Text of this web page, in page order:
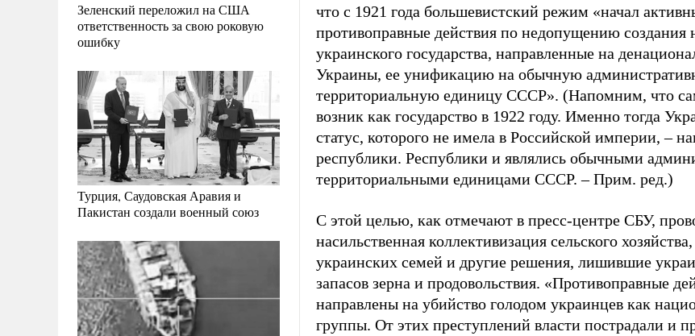
Зеленский переложил на США
ответственность за свою роковую
ошибку
Турция, Саудовская Аравия и
Пакистан создали военный союз
что с 1921 года большевистский режим «начал
противоправные действия по недопущению создания
украинского государства, направленные на
Украины, ее унификацию на обычную
территориальную единицу СССР». (Напомним, что
возник как государство в 1922 году. Именно тогда
статус, которого не имела в Российской империи, –
республики. Республики и являлись обычными
территориальными единицами СССР. – Прим. ред.)
С этой целью, как отмечают в пресс-центре СБУ,
насильственная коллективизация сельского
украинских семей и другие решения, лишившие
запасов зерна и продовольствия. «Противоправные
направлены на убийство голодом украинцев как
группы. От этих преступлений власти пострадали и